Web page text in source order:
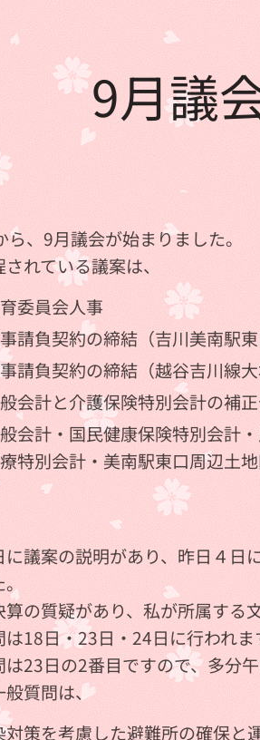
9月議
ら、9月議会が始まりました。
れている議案は、
委員会人事
請負契約の締結（吉川美南駅
請負契約の締結（越谷吉川線
会計と介護保険特別会計の補
会計・国民健康保険特別会計
特別会計・美南駅東口周辺土
に議案の説明があり、昨日４
算の質疑があり、私が所属する
18日・23日・24日に行われま
23日の2番目ですので、多分
般質問は、
を考慮した避難所の確保と運